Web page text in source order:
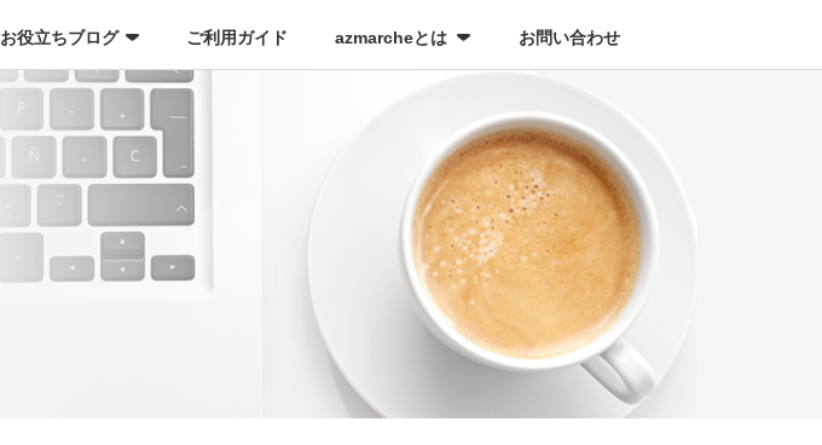
お役立ちブログ ご利用ガイド (current)azmarcheとは お問い合わせ